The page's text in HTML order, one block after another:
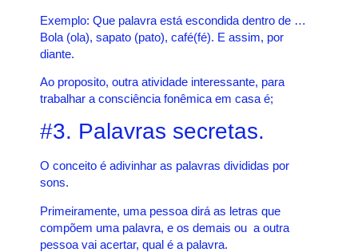
Exemplo: Que palavra está escondida dentro de …
Bola (ola), sapato (pato), café(fé). E assim, por
diante.
Ao proposito, outra atividade interessante, para
trabalhar a consciência fonêmica em casa é;
#3. Palavras secretas.
O conceito é adivinhar as palavras divididas por
sons.
Primeiramente, uma pessoa dirá as letras que
compõem uma palavra, e os demais ou a outra
pessoa vai acertar, qual é a palavra.